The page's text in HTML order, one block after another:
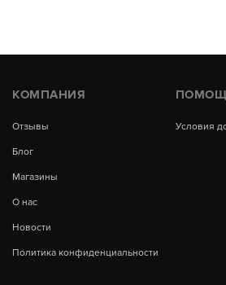
КОМПАНИЯ
Отзывы
Блог
Магазины
О нас
Новости
Политика конфиденциальности
Условия